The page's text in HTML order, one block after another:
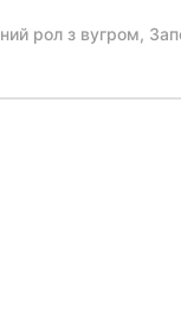
рол з вугром,